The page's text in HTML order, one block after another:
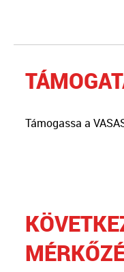
Támogassa a